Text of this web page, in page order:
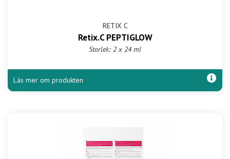
RETIX C
Retix.C PEPTIGLOW
Storlek: 2 x 24 ml
Läs mer om produkten